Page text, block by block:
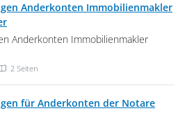
Anderkonten Immobilienmakler
PDF, 70 KB
Anderkonten Immobilienmakler
2 Seiten
für Anderkonten der NotarePDF,